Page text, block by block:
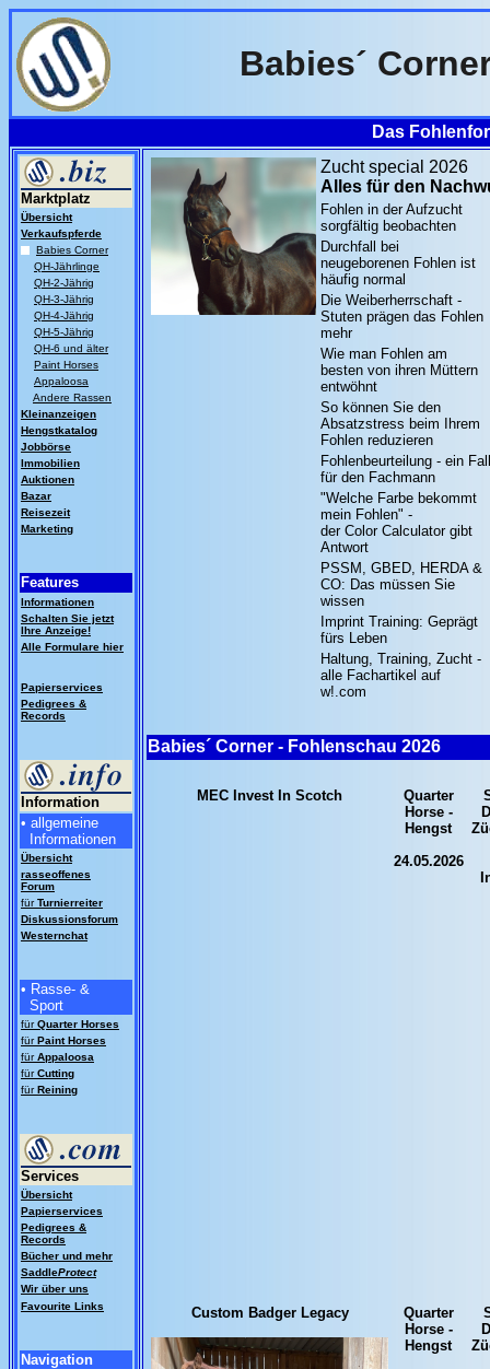
Babies´
Das
Marktplatz
Übersicht
Verkaufspferde
Babies Corner
QH-Jährlinge
QH-2-Jährig
QH-3-Jährig
QH-4-Jährig
QH-5-Jährig
QH-6 und älter
Paint Horses
Appaloosa
Andere Rassen
Kleinanzeigen
Hengstkatalog
Jobbörse
Immobilien
Auktionen
Bazar
Reisezeit
Marketing
Features
Informationen
Schalten Sie jetzt
Ihre Anzeige!
Alle Formulare hier
Papierservices
Pedigrees &
Records
Information
• allgemeine
Informationen
Übersicht
rasseoffenes
Forum
fürTurnierreiter
Diskussionsforum
Westernchat
• Rasse- &
Sport
fürQuarter Horses
fürPaint Horses
fürAppaloosa
fürCutting
fürReining
Services
Übersicht
Papierservices
Pedigrees &
Records
Bücher und mehr
SaddleProtect
Wir über uns
Favourite Links
Navigation
Zucht special 2026
Alles für den
Fohlen in der Aufzucht
sorgfältig beobachten
Durchfall bei
neugeborenen Fohlen ist
häufig normal
Die Weiberherrschaft -
Stuten prägen das Fohlen
mehr
Wie man Fohlen am
besten von ihren Müttern
entwöhnt
So können Sie den
Absatzstress beim Ihrem
Fohlen reduzieren
Fohlenbeurteilung - ein Fall
für den Fachmann
"Welche Farbe bekommt
mein Fohlen" -
der Color Calculator gibt
Antwort
PSSM, GBED, HERDA &
CO: Das müssen Sie
wissen
Imprint Training: Geprägt
fürs Leben
Haltung, Training, Zucht -
alle Fachartikel auf
w!.com
Babies´ Corner - Fohlenschau 2026
MEC Invest In Scotch
Quarter
Horse -
Hengst
24.05.2026
Custom Badger Legacy
Quarter
Horse -
Hengst